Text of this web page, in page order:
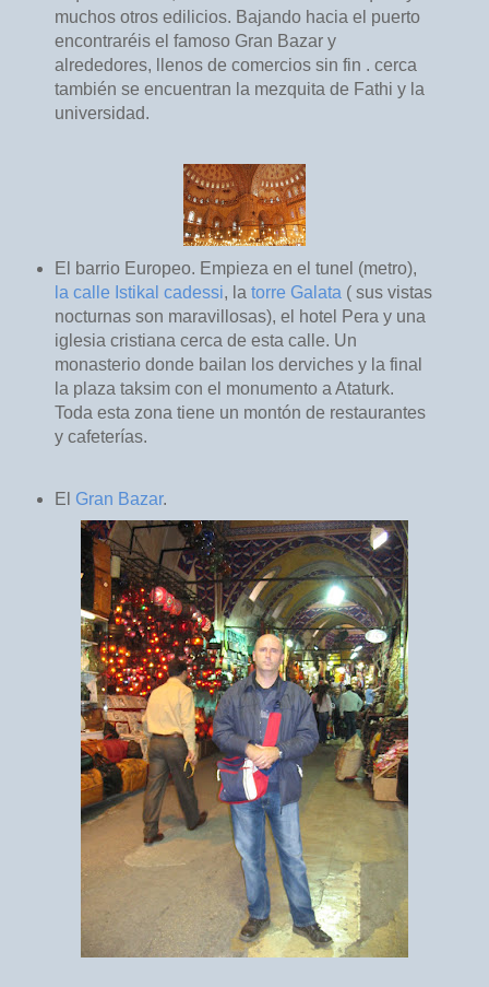
muchos otros edilicios. Bajando hacia el puerto
encontraréis el famoso Gran Bazar y
alrededores, llenos de comercios sin fin . cerca
también se encuentran la mezquita de Fathi y la
universidad.
El barrio Europeo. Empieza en el tunel (metro),
la calle Istikal cadessi, la torre Galata ( sus vistas
nocturnas son maravillosas), el hotel Pera y una
iglesia cristiana cerca de esta calle. Un
monasterio donde bailan los derviches y la final
la plaza taksim con el monumento a Ataturk.
Toda esta zona tiene un montón de restaurantes
y cafeterías.
El Gran Bazar.